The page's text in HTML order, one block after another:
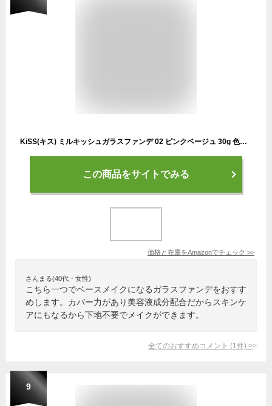
KiSS(キス) ミルキッシュガラスファンデ 02 ピンクベージュ 30g 色ムラ・毛穴カバー SPF34・PA++ 美容液成分配合
この商品をサイトでみる
価格と在庫をAmazonでチェック >>
さんまる(40代・女性)
こちら一つでベースメイクになるガラスファンデをおすす
めします。カバー力があり美容液成分配合だからスキンケ
アにもなるから下地不要でメイクができます。
全てのおすすめコメント (1 件) >
9